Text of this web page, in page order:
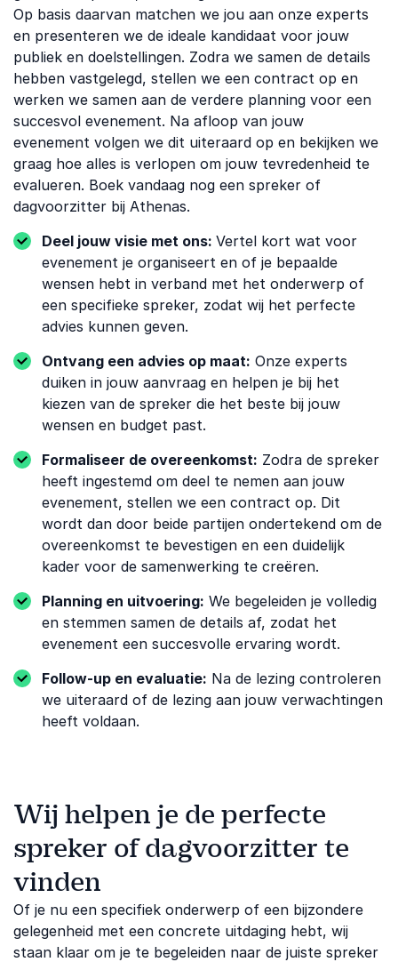
Op basis daarvan matchen we jou aan onze experts
en presenteren we de ideale kandidaat voor jouw
publiek en doelstellingen. Zodra we samen de details
hebben vastgelegd, stellen we een contract op en
werken we samen aan de verdere planning voor een ​​
succesvol evenement. Na afloop van jouw
evenement volgen we dit uiteraard op en bekijken we
graag hoe alles is verlopen om jouw tevredenheid te
evalueren. Boek vandaag nog een spreker of
dagvoorzitter bij Athenas.
Deel jouw visie met ons: Vertel kort wat voor
evenement je organiseert en of je bepaalde
wensen hebt in verband met het onderwerp of
een specifieke spreker, zodat wij het perfecte
advies kunnen geven.
Ontvang een advies op maat: Onze experts
duiken in jouw aanvraag en helpen je bij het
kiezen van de spreker die het beste bij jouw
wensen en budget past.
Formaliseer de overeenkomst: Zodra de spreker
heeft ingestemd om deel te nemen aan jouw
evenement, stellen we een contract op. Dit
wordt dan door beide partijen ondertekend om de
overeenkomst te bevestigen en een duidelijk
kader voor de samenwerking te creëren.
Planning en uitvoering: We begeleiden je volledig
en stemmen samen de details af, zodat het
evenement een succesvolle ervaring wordt.
Follow-up en evaluatie: Na de lezing controleren
we uiteraard of de lezing aan jouw verwachtingen
heeft voldaan.
Wij helpen je de perfecte
spreker of dagvoorzitter te
vinden
Of je nu een specifiek onderwerp of een bijzondere
gelegenheid met een concrete uitdaging hebt, wij
staan klaar om je te begeleiden naar de juiste spreker